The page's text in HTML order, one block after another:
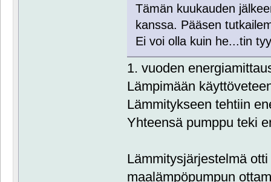
Tämän kuukauden
kanssa. Pääsen
Ei voi olla kuin he...tin
1. vuoden
Lämpimään
Lämmitykseen tehtiin
Yhteensä pumppu teki
Lämmitysjärjestelmä
maalämpöpumpun